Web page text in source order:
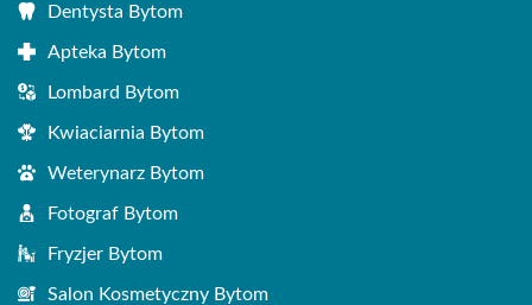
Dentysta Bytom
Apteka Bytom
Lombard Bytom
Kwiaciarnia Bytom
Weterynarz Bytom
Fotograf Bytom
Fryzjer Bytom
Salon Kosmetyczny Bytom